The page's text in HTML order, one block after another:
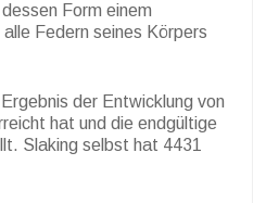
Form einem
Federn seines Körpers
der Entwicklung von
hat und die endgültige
Slaking selbst hat 4431